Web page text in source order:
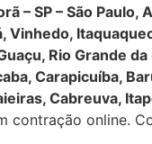
– SP – São
Vinhedo,
Rio Grande
Carapicuíba,
Cabreuva,
contração online.